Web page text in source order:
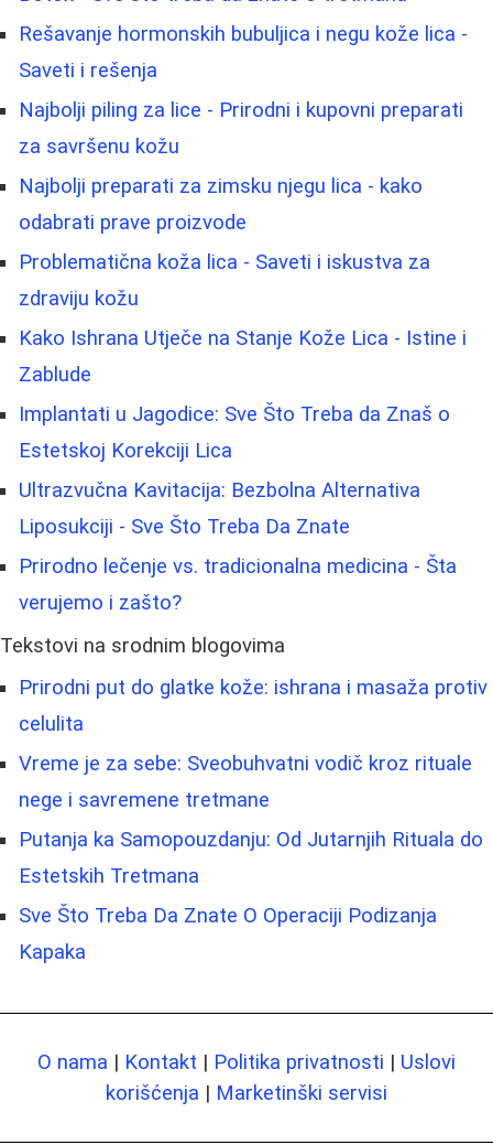
Rešavanje hormonskih bubuljica i negu kože lica -
Saveti i rešenja
Najbolji piling za lice - Prirodni i kupovni preparati
za savršenu kožu
Najbolji preparati za zimsku njegu lica - kako
odabrati prave proizvode
Problematična koža lica - Saveti i iskustva za
zdraviju kožu
Kako Ishrana Utječe na Stanje Kože Lica - Istine i
Zablude
Implantati u Jagodice: Sve Što Treba da Znaš o
Estetskoj Korekciji Lica
Ultrazvučna Kavitacija: Bezbolna Alternativa
Liposukciji - Sve Što Treba Da Znate
Prirodno lečenje vs. tradicionalna medicina - Šta
verujemo i zašto?
Tekstovi na srodnim blogovima
Prirodni put do glatke kože: ishrana i masaža protiv
celulita
Vreme je za sebe: Sveobuhvatni vodič kroz rituale
nege i savremene tretmane
Putanja ka Samopouzdanju: Od Jutarnjih Rituala do
Estetskih Tretmana
Sve Što Treba Da Znate O Operaciji Podizanja
Kapaka
O nama | Kontakt | Politika privatnosti | Uslovi
korišćenja | Marketinški servisi